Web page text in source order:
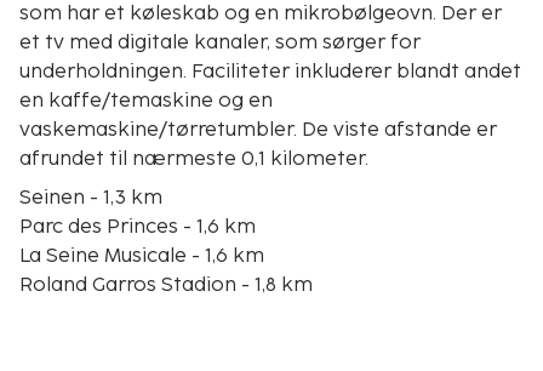
som har et køleskab og en mikrobølgeovn. Der er
et tv med digitale kanaler, som sørger for
underholdningen. Faciliteter inkluderer blandt andet
en kaffe/temaskine og en
vaskemaskine/tørretumbler. De viste afstande er
afrundet til nærmeste 0,1 kilometer.
Seinen - 1,3 km
Parc des Princes - 1,6 km
La Seine Musicale - 1,6 km
Roland Garros Stadion - 1,8 km